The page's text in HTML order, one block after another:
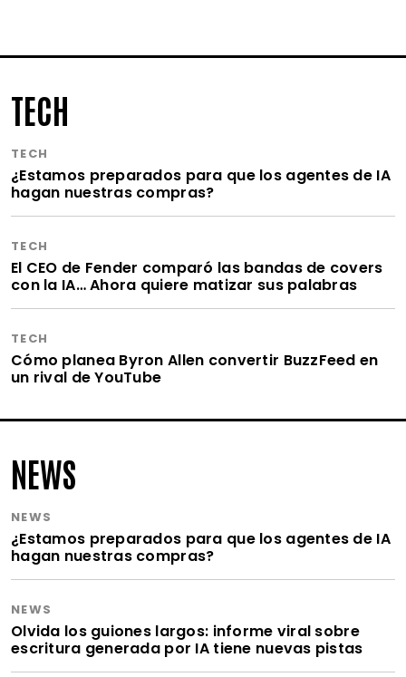
TECH
TECH
¿Estamos preparados para que los agentes de IA
hagan nuestras compras?
TECH
El CEO de Fender comparó las bandas de covers
con la IA… Ahora quiere matizar sus palabras
TECH
Cómo planea Byron Allen convertir BuzzFeed en
un rival de YouTube
NEWS
NEWS
¿Estamos preparados para que los agentes de IA
hagan nuestras compras?
NEWS
Olvida los guiones largos: informe viral sobre
escritura generada por IA tiene nuevas pistas